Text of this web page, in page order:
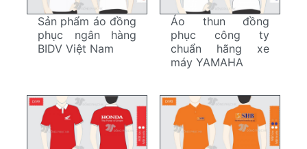
Sản phẩm áo đồng
phục ngân hàng
BIDV Việt Nam
Áo thun đồng
phục công ty
chuẩn hãng xe
máy YAMAHA